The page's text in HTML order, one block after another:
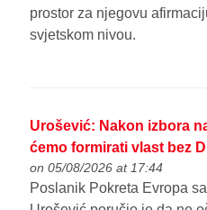
prostor za njegovu
svjetskom nivou.
Urošević: Nakon izbora
ćemo formirati vlast bez
on 05/08/2026 at 17:44
Poslanik Pokreta Evropa